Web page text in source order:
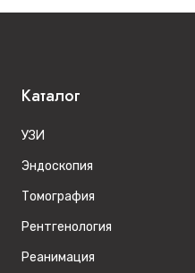
Каталог
УЗИ
Эндоскопия
Томография
Рентгенология
Реанимация